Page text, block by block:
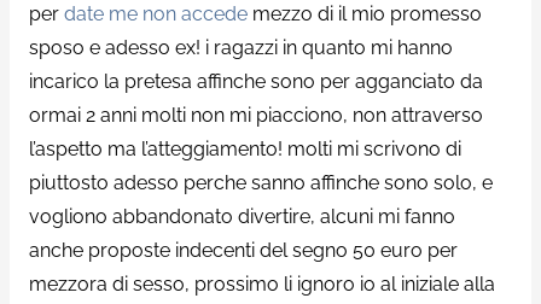
per date me non accedemezzo di il mio promesso
sposo e adesso ex! i ragazzi in quanto mi hanno
incarico la pretesa affinche sono per agganciato da
ormai 2 anni molti non mi piacciono, non attraverso
l’aspetto ma l’atteggiamento! molti mi scrivono di
piuttosto adesso perche sanno affinche sono solo, e
vogliono abbandonato divertire, alcuni mi fanno
anche proposte indecenti del segno 50 euro per
mezzora di sesso, prossimo li ignoro io al iniziale alla